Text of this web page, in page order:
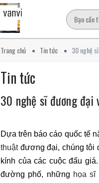
Trang chủ Tin tức 30 nghệ
Tin tức
30 nghệ sĩ đương đại
Dựa trên báo cáo quốc tế
thuậtđương đại, chúng tôi
kính của các cuộc đấu
đường phố, những họa sĩ